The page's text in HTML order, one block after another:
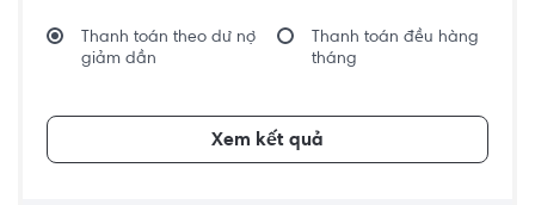
Thanh toán theo dư nợ
giảm dần
Thanh toán đều hàng
tháng
Xem kết quả